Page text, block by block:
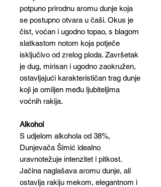
potpuno prirodnu aromu dunje koja
se postupno otvara u čaši. Okus je
čist, voćan i ugodno topao, s blagom
slatkastom notom koja potječe
isključivo od zrelog ploda. Završetak
je dug, mirisan i ugodno zaokružen,
ostavljajući karakterističan trag dunje
koji je omiljen među ljubiteljima
voćnih rakija.
Alkohol
S udjelom alkohola od 38%,
Dunjevača Šimić idealno
uravnotežuje intenzitet i pitkost.
Jačina naglašava aromu dunje, ali
ostavlja rakiju mekom, elegantnom i